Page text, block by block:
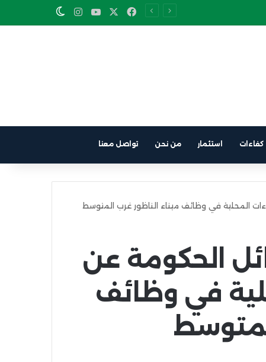
Facebook
YouTube
Instagram
Switch skin
كفاءات استثمار من نحن تواصل معنا
المحلية في وظائف ميناء الناظور غرب المتوسط
الحكومة عن
في وظائف